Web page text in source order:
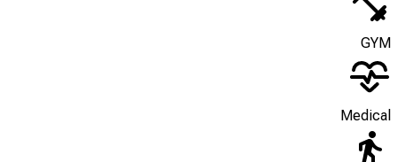
GYM
Medical